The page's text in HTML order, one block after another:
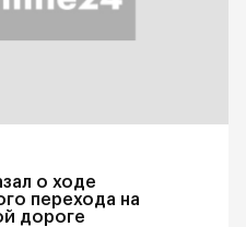
о ходе
перехода на
дороге